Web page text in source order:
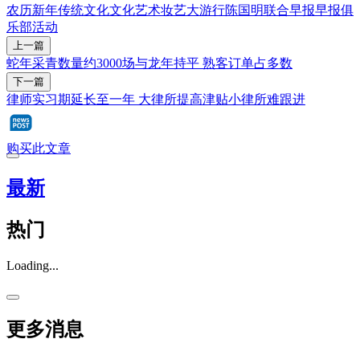
农历新年传统文化文化艺术妆艺大游行陈国明联合早报早报俱
乐部活动
上一篇
蛇年采青数量约3000场与龙年持平 熟客订单占多数
下一篇
律师实习期延长至一年 大律所提高津贴小律所难跟进
购买此文章
最新
热门
Loading...
更多消息